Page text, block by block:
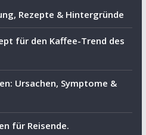
Rezepte & Hintergründe
für den Kaffee-Trend des
Ursachen, Symptome &
für Reisende.